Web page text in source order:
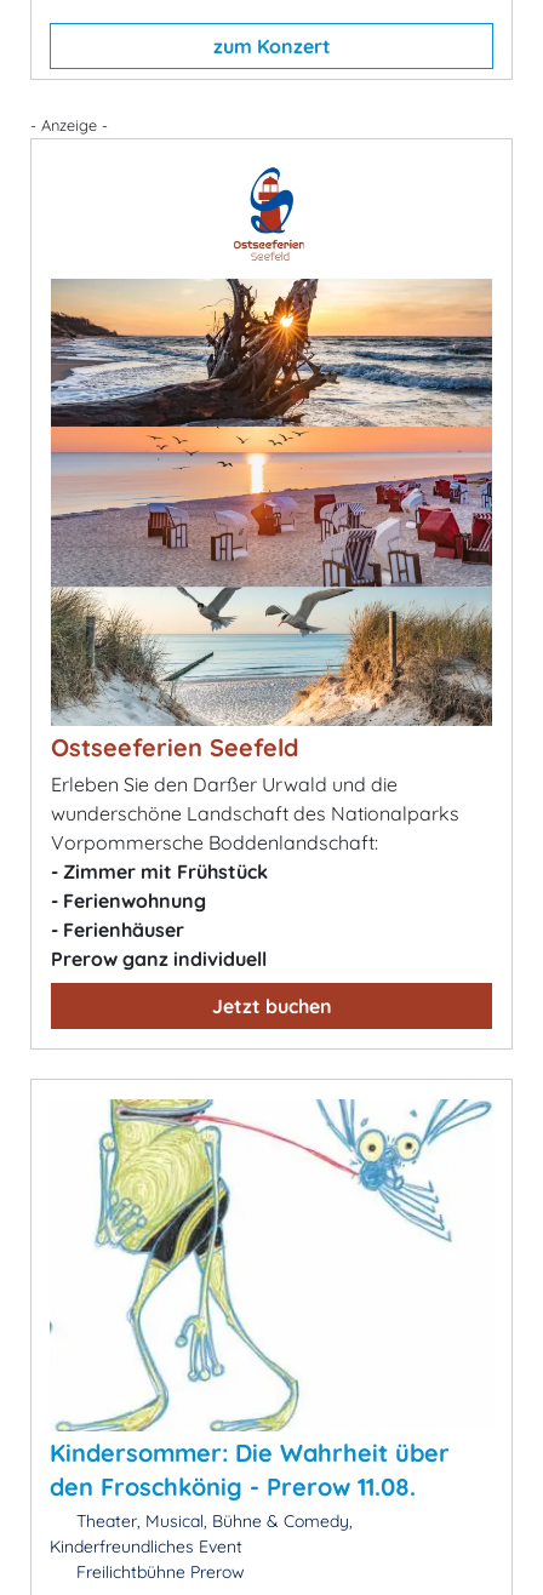
zum Konzert
- Anzeige -
Ostseeferien Seefeld
Erleben Sie den Darßer Urwald und die
wunderschöne Landschaft des Nationalparks
Vorpommersche Boddenlandschaft:
- Zimmer mit Frühstück
- Ferienwohnung
- Ferienhäuser
Prerow ganz individuell
Jetzt buchen
Kindersommer: Die Wahrheit über
den Froschkönig - Prerow 11.08.
Theater, Musical, Bühne & Comedy,
Kinderfreundliches Event
Freilichtbühne Prerow